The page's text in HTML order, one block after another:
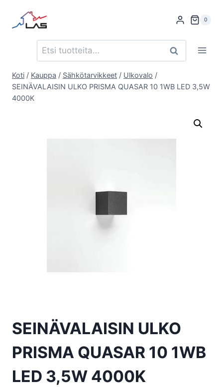
sisältöön
0
Etsi: Haku
Koti / Kauppa / Sähkötarvikkeet / Ulkovalo /
SEINÄVALAISIN ULKO PRISMA QUASAR 10 1WB LED 3,5W
4000K
SEINÄVALAISIN ULKO
PRISMA QUASAR 10 1WB
LED 3,5W 4000K